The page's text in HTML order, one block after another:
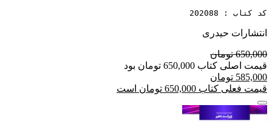
کد کتاب : 202088
انتشارات حیدری
650,000 تومان
قیمت اصلی کتاب 650,000 تومان بود
585,000 تومان
قیمت فعلی کتاب 650,000 تومان است